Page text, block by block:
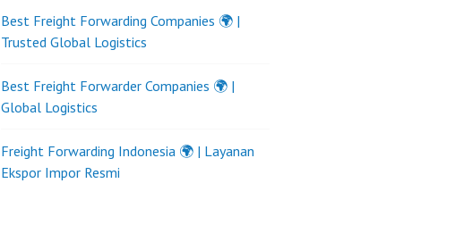
Best Freight Forwarding Companies 🌍 |
Trusted Global Logistics
Best Freight Forwarder Companies 🌍 |
Global Logistics
Freight Forwarding Indonesia 🌍 | Layanan
Ekspor Impor Resmi